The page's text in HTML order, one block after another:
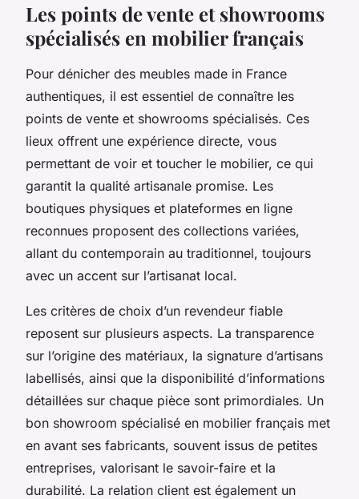
Les points de vente et showrooms
spécialisés en mobilier français
Pour dénicher des meubles made in France
authentiques, il est essentiel de connaître les
points de vente et showrooms spécialisés. Ces
lieux offrent une expérience directe, vous
permettant de voir et toucher le mobilier, ce qui
garantit la qualité artisanale promise. Les
boutiques physiques et plateformes en ligne
reconnues proposent des collections variées,
allant du contemporain au traditionnel, toujours
avec un accent sur l’artisanat local.
Les critères de choix d’un revendeur fiable
reposent sur plusieurs aspects. La transparence
sur l’origine des matériaux, la signature d’artisans
labellisés, ainsi que la disponibilité d’informations
détaillées sur chaque pièce sont primordiales. Un
bon showroom spécialisé en mobilier français met
en avant ses fabricants, souvent issus de petites
entreprises, valorisant le savoir-faire et la
durabilité. La relation client est également un